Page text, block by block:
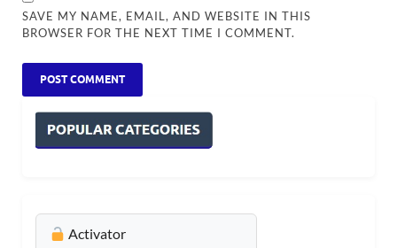
SAVE MY NAME, EMAIL, AND WEBSITE IN THIS
BROWSER FOR THE NEXT TIME I COMMENT.
Activator